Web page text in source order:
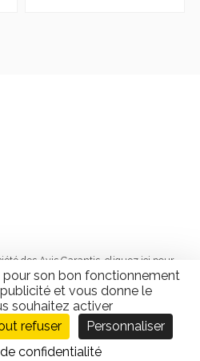
Ajouter au panier
des Avis Garantis, cliquez ici pour
pour son bon fonctionnement
et vous donne le
souhaitez activer
refuser
Personnaliser
confidentialité